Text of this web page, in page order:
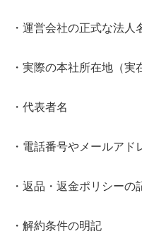
・運営会社の正式な法人
・実際の本社所在地（実
・代表者名
・電話番号やメールア
・返品・返金ポリシーの
・解約条件の明記